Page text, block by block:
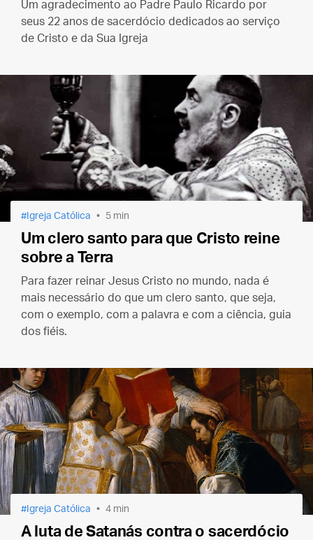
Um agradecimento ao Padre Paulo Ricardo por
seus 22 anos de sacerdócio dedicados ao serviço
de Cristo e da Sua Igreja
Igreja Católica 5 min
Um clero santo para que Cristo reine
sobre a Terra
Para fazer reinar Jesus Cristo no mundo, nada é
mais necessário do que um clero santo, que seja,
com o exemplo, com a palavra e com a ciência, guia
dos fiéis.
Igreja Católica 4 min
A luta de Satanás contra o sacerdócio